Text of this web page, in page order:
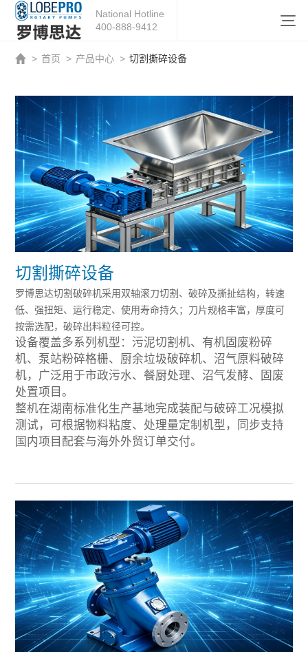
National Hotline
400-888-9412
> 首页 > 产品中心 > 切割撕碎设备
切割撕碎设备
罗博思达切割破碎机采用双轴滚刀切割、破碎及撕扯结构，转速
低、强扭矩、运行稳定、使用寿命持久；刀片规格丰富，厚度可
按需选配，破碎出料粒径可控。
设备覆盖多系列机型：污泥切割机、有机固废粉碎
机、泵站粉碎格栅、厨余垃圾破碎机、沼气原料破碎
机，广泛用于市政污水、餐厨处理、沼气发酵、固废
处置项目。
整机在湖南标准化生产基地完成装配与破碎工况模拟
测试，可根据物料粘度、处理量定制机型，同步支持
国内项目配套与海外外贸订单交付。